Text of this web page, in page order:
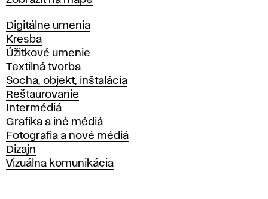
Katedry
Digitálne umenia
Kresba
Úžitkové umenie
Textilná tvorba
Socha, objekt, inštalácia
Reštaurovanie
Intermédiá
Grafika a iné médiá
Fotografia a nové médiá
Dizajn
Vizuálna komunikácia